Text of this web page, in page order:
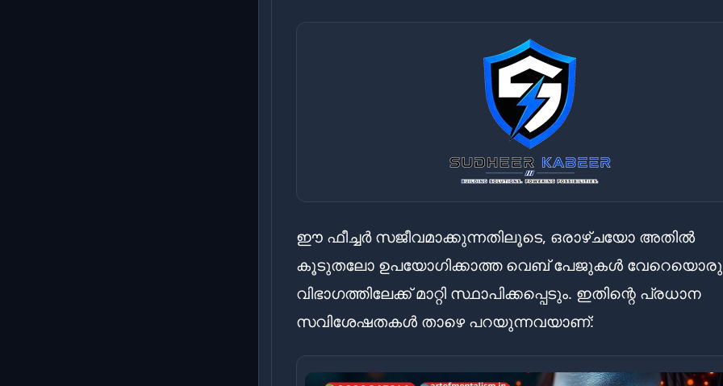
ഈ ഫീച്ചർ സജീവമാക്കുന്നതിലൂടെ, ഒരാഴ്ചയോ അതിൽ
കൂടുതലോ ഉപയോഗിക്കാത്ത വെബ് പേജുകൾ വേറെയൊരു
വിഭാഗത്തിലേക്ക് മാറ്റി സ്ഥാപിക്കപ്പെടും. ഇതിന്റെ പ്രധാന
സവിശേഷതകൾ താഴെ പറയുന്നവയാണ്: